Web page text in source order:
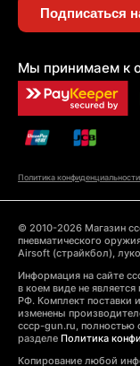
Подписаться
Мы принимаем к
Политика конфиденциальности
© 2010-2026 Магазин
пневматического
Airsoft (страйкбол),
Информация на сайте
в коем виде не
РФ. Комплект поставки
изменены
cccp-gun.ru, полностью
разделе Политика
Копирование любой